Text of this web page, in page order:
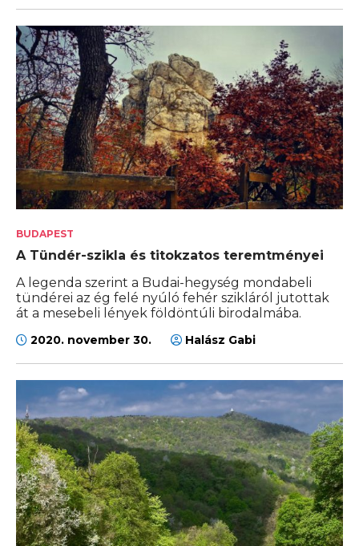
BUDAPEST
A Tündér-szikla és titokzatos teremtményei
A legenda szerint a Budai-hegység mondabeli
tündérei az ég felé nyúló fehér szikláról jutottak
át a mesebeli lények földöntúli birodalmába.
2020. november 30. Halász Gabi